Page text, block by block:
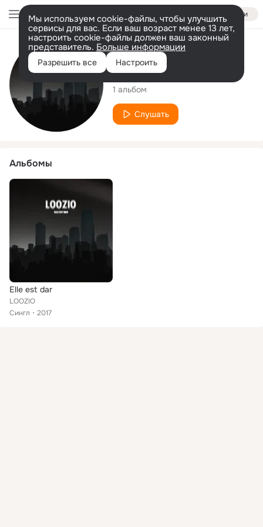
Войти
Мы используем cookie-файлы, чтобы улучшить
сервисы для вас. Если ваш возраст менее 13 лет,
настроить cookie-файлы должен ваш законный
представитель. Больше информации
Разрешить все Настроить
Исполнитель
LOOZIO
1 альбом
Слушать
Альбомы
Elle est dar
LOOZIO
Сингл
2017